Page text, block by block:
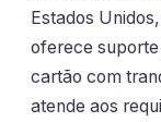
Estados
oferece
cartão com
atende aos